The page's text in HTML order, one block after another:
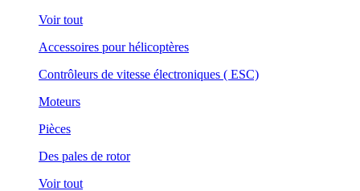
Voir tout
Accessoires pour hélicoptères
Contrôleurs de vitesse électroniques ( ESC)
Moteurs
Pièces
Des pales de rotor
Voir tout